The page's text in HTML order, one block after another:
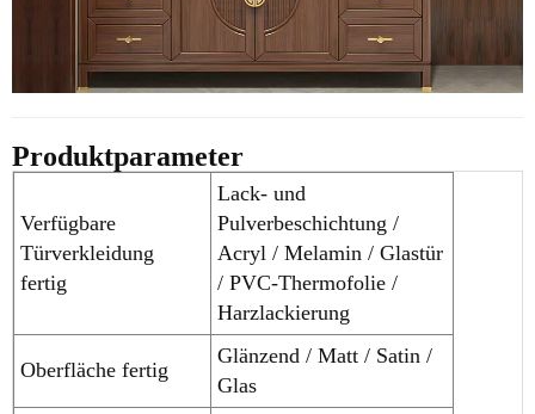
Produktparameter
Verfügbare
Türverkleidung
fertig
Lack- und
Pulverbeschichtung /
Acryl / Melamin / Glastür
/ PVC-Thermofolie /
Harzlackierung
Oberfläche fertig
Glänzend / Matt / Satin /
Glas